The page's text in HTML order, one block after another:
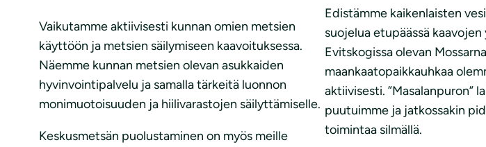
Vaikutamme aktiivisesti kunnan omien metsien
käyttöön ja metsien säilymiseen kaavoituksessa.
Näemme kunnan metsien olevan asukkaiden
hyvinvointipalvelu ja samalla tärkeitä luonnon
monimuotoisuuden ja hiilivarastojen säilyttämiselle.
Keskusmetsän puolustaminen on myös meille
Edistämme kaikenlaisten
suojelua etupäässä kaavojen
Evitskogissa olevan
maankaatopaikkauhkaa
aktiivisesti. ”Masalanpuron”
puutuimme ja jatkossakin
toimintaa silmällä.